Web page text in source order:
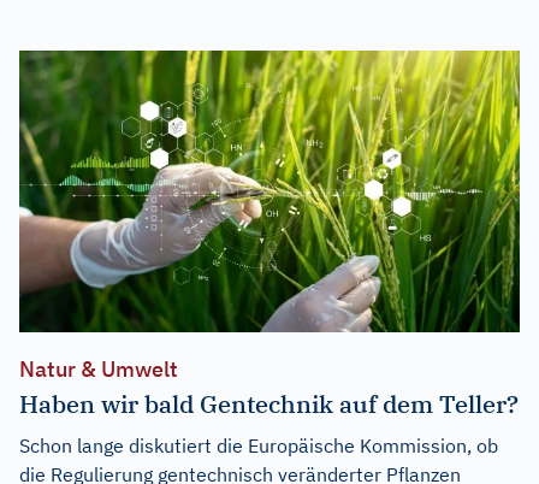
Natur & Umwelt
Haben wir bald Gentechnik auf dem Teller?
Schon lange diskutiert die Europäische Kommission, ob
die Regulierung gentechnisch veränderter Pflanzen